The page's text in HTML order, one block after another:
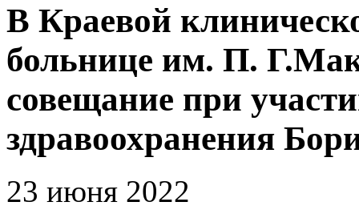
В Краевой
больнице им. П.
совещание при
здравоохранения
23 июня 2022